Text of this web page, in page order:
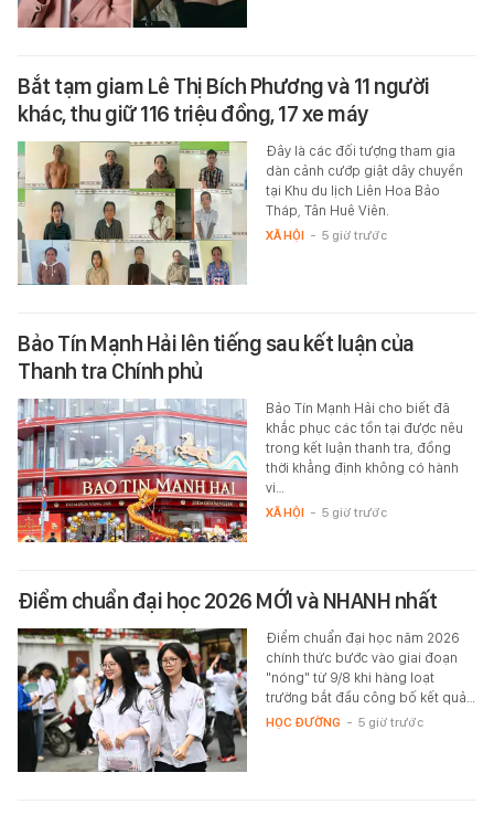
Bắt tạm giam Lê Thị Bích Phương và 11 người
khác, thu giữ 116 triệu đồng, 17 xe máy
Đây là các đối tượng tham gia
dàn cảnh cướp giật dây chuyền
tại Khu du lịch Liên Hoa Bảo
Tháp, Tân Huê Viên.
XÃ HỘI - 5 giờ trước
Bảo Tín Mạnh Hải lên tiếng sau kết luận của
Thanh tra Chính phủ
Bảo Tín Mạnh Hải cho biết đã
khắc phục các tồn tại được nêu
trong kết luận thanh tra, đồng
thời khẳng định không có hành
vi…
XÃ HỘI - 5 giờ trước
Điểm chuẩn đại học 2026 MỚI và NHANH nhất
Điểm chuẩn đại học năm 2026
chính thức bước vào giai đoạn
"nóng" từ 9/8 khi hàng loạt
trường bắt đầu công bố kết quả…
HỌC ĐƯỜNG - 5 giờ trước